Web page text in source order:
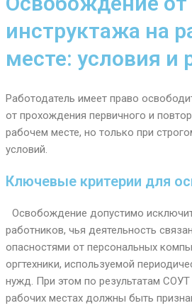
инструктажа на
месте: условия и
Работодатель имеет право
от прохождения первичного и
рабочем месте, но только при
условий.
Ключевые критерии для
Освобождение допустимо
работников, чья деятельность
опасностями от персональных
оргтехники, используемой
нужд. При этом по результатам СОУТ
рабочих местах должны быть